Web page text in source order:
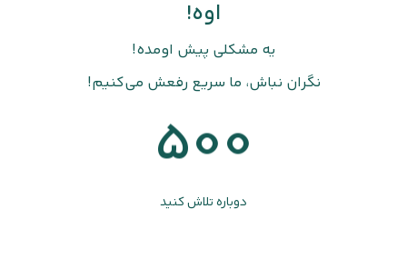
اوه!
یه مشکلی پیش اومده!
نگران نباش، ما سریع رفعش می‌کنیم!
500
دوباره تلاش کنید